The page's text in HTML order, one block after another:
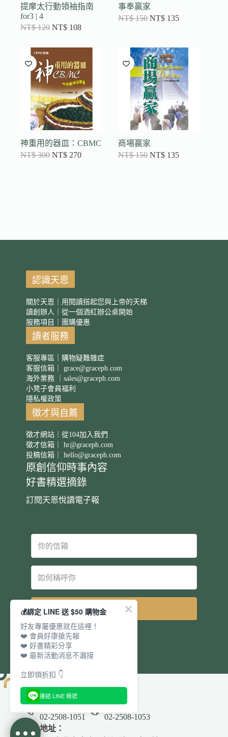
提摩太行動領袖指南
for3 | 4
NT$120 NT$ 108
事奉贏家
NT$150 NT$ 135
神重用的器皿：CBMC
NT$300 NT$ 270
商場贏家
NT$150 NT$ 135
認識天恩
關於天恩｜用閱讀搭起您與上帝的天梯
讀創辦人｜從一個酒紅辦公桌開始
服務項目｜團購優惠
讀者服務
客服專區｜購物疑難雜症
客服信箱｜ grace@graceph.com
海外業務 ｜ sales@graceph.com
小凳子會員福利
隱私權政策
徵才與自薦
徵才網站｜從104加入我們
徵才信箱｜ hr@graceph.com
投稿信箱｜ hello@graceph.com
原創信仰時事內容
好書精選摘錄
訂閱天恩悅讀電子報
立即訂閱
電話：
02-2508-1051
傳真：
02-2508-1053
地址：
💰綁定 LINE 送 $50 購物金
好友專屬優惠就在這裡！
❤️ 會員好康搶先報
❤️ 好書精彩分享
❤️ 最新活動消息不漏接
立即領折扣 👇
連結 LINE 帳號